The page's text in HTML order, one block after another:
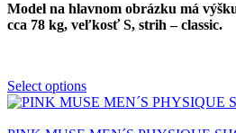
Model na hlavnom obrázku má
cca 78 kg, veľkosť S, strih – classic.
Select options